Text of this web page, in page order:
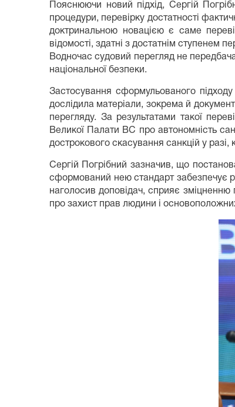
Пояснюючи новий підхід, Сергій
процедури, перевірку достатності
доктринальною новацією є саме
відомості, здатні з достатнім ступенем
Водночас судовий перегляд не
національної безпеки.
Застосування сформульованого
дослідила матеріали, зокрема й
перегляду. За результатами такої
Великої Палати ВС про автономність
дострокового скасування санкцій у разі,
Сергій Погрібний зазначив, що
сформований нею стандарт забезпечує
наголосив доповідач, сприяє зміцненню
про захист прав людини і